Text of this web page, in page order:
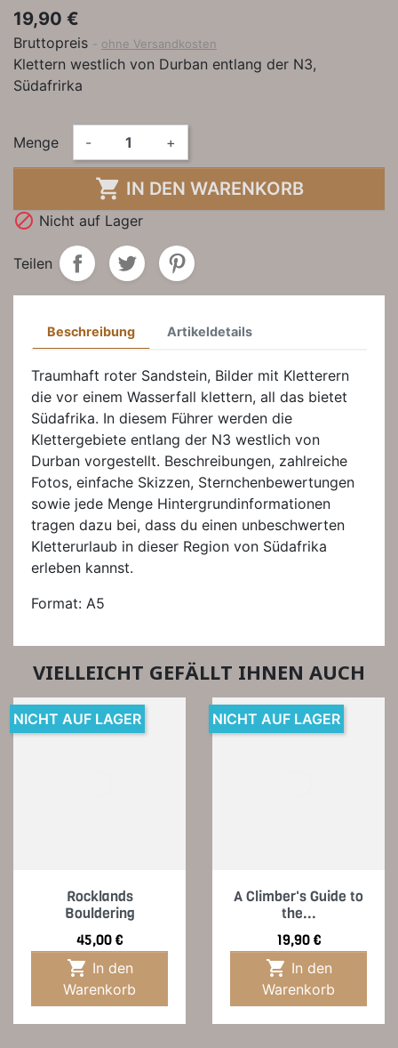
19,90 €
Bruttopreis ohne Versandkosten
Klettern westlich von Durban entlang der N3,
Südafrirka
Menge - +
 IN DEN WARENKORB
 Nicht auf Lager
Teilen
Beschreibung Artikeldetails
Traumhaft roter Sandstein, Bilder mit Kletterern
die vor einem Wasserfall klettern, all das bietet
Südafrika. In diesem Führer werden die
Klettergebiete entlang der N3 westlich von
Durban vorgestellt. Beschreibungen, zahlreiche
Fotos, einfache Skizzen, Sternchenbewertungen
sowie jede Menge Hintergrundinformationen
tragen dazu bei, dass du einen unbeschwerten
Kletterurlaub in dieser Region von Südafrika
erleben kannst.
Format: A5
VIELLEICHT GEFÄLLT IHNEN AUCH
Rocklands
Bouldering
Preis
45,00 €

Warenkorb
NICHT AUF LAGER
A Climber's Guide to
the...
Preis
19,90 €

Warenkorb
NICHT AUF LAGER